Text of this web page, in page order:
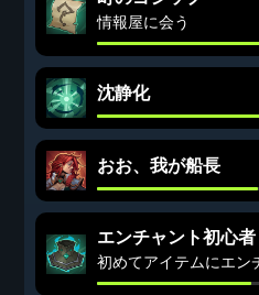
情報屋に会う
沈静化
おお、我が船長
エンチャント初心者
初めてアイテムにエン